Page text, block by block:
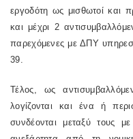
εργοδότη ως μισθωτοί και
και μέχρι 2
παρεχόμενες με ΔΠΥ
39.
Τέλος, ως
λογίζονται και ένα ή
συνδέονται μεταξύ τους με